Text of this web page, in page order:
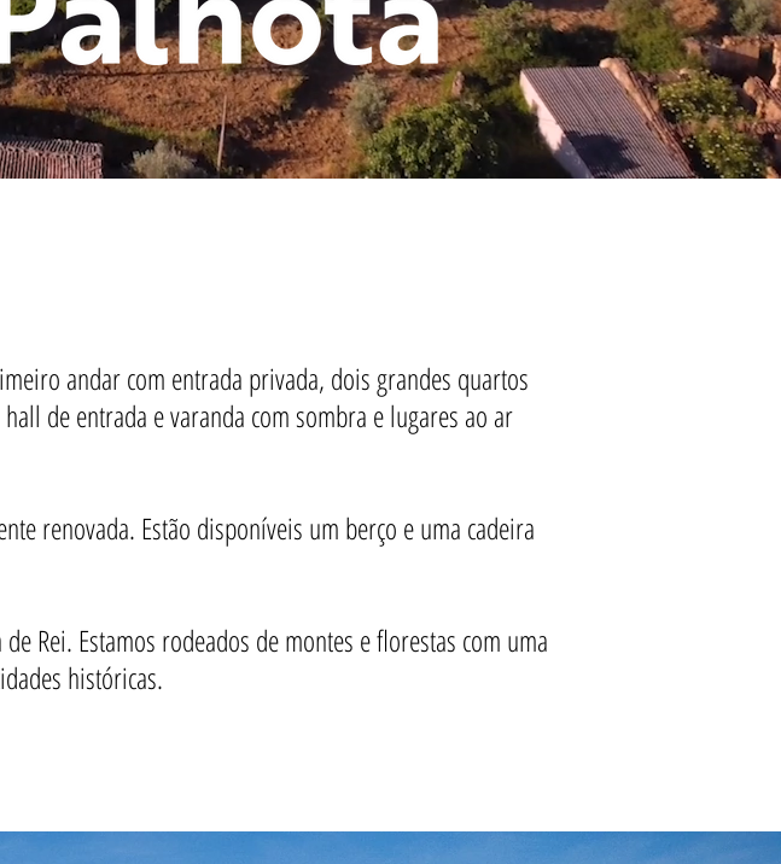
andar com entrada privada, dois grandes quartos
de entrada e varanda com sombra e lugares ao ar
renovada. Estão disponíveis um berço e uma cadeira
Rei. Estamos rodeados de montes e florestas com uma
históricas.